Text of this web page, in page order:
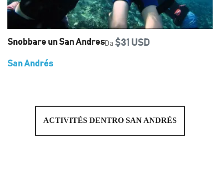
Snobbare un San AndresDa $31 USD
San Andrés
ACTIVITÉS DENTRO SAN ANDRÉS